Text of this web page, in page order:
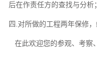
后在作责任方的查找与分析；
四.对所做的工程两年保修，
在此欢迎您的参观、考察